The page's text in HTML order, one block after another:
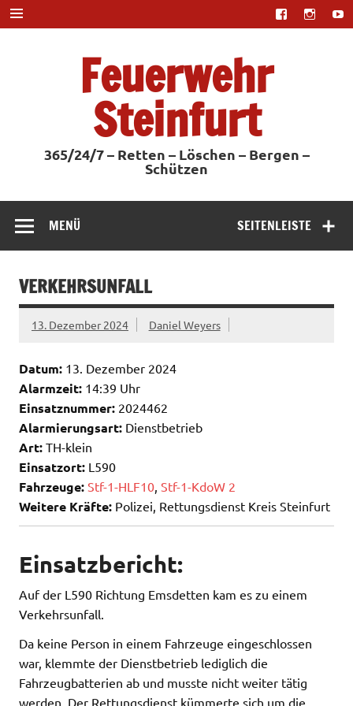
Zum
Inhalt
springen
Feuerwehr
Steinfurt
365/24/7 – Retten – Löschen – Bergen –
Schützen
SEITENLEISTE
MENÜ
VERKEHRSUNFALL
13. Dezember 2024 Daniel Weyers
Datum: 13. Dezember 2024
Alarmzeit: 14:39 Uhr
Einsatznummer: 2024462
Alarmierungsart: Dienstbetrieb
Art: TH-klein
Einsatzort: L590
Fahrzeuge: Stf-1-HLF10 Stf-1-KdoW 2
Weitere Kräfte: Polizei, Rettungsdienst Kreis Steinfurt
Einsatzbericht:
Auf der L590 Richtung Emsdetten kam es zu einem
Verkehrsunfall.
Da keine Person in einem Fahrzeuge eingeschlossen
war, klemmte der Dienstbetrieb lediglich die
Fahrzeugbatterien ab und musste nicht weiter tätig
werden. Der Rettungsdienst kümmerte sich um die